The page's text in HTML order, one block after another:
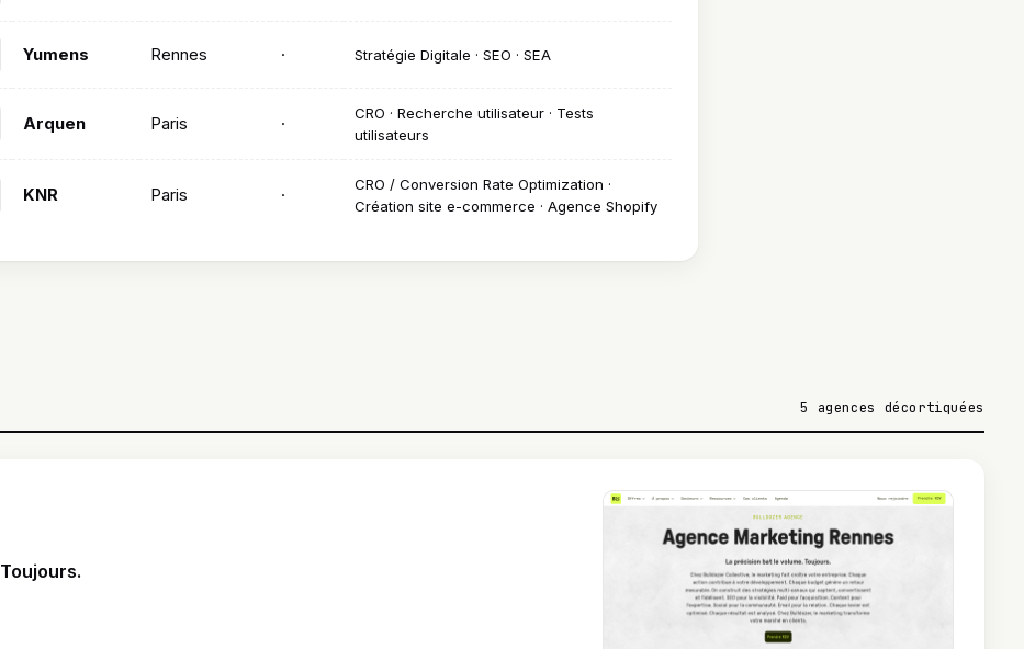
Yumens Rennes · Stratégie Digitale · SEO · SEA
Arquen Paris ·
CRO · Recherche utilisateur · Tests
utilisateurs
KNR Paris ·
CRO / Conversion Rate Optimization ·
Création site e-commerce · Agence Shopify
5 agences décortiquées